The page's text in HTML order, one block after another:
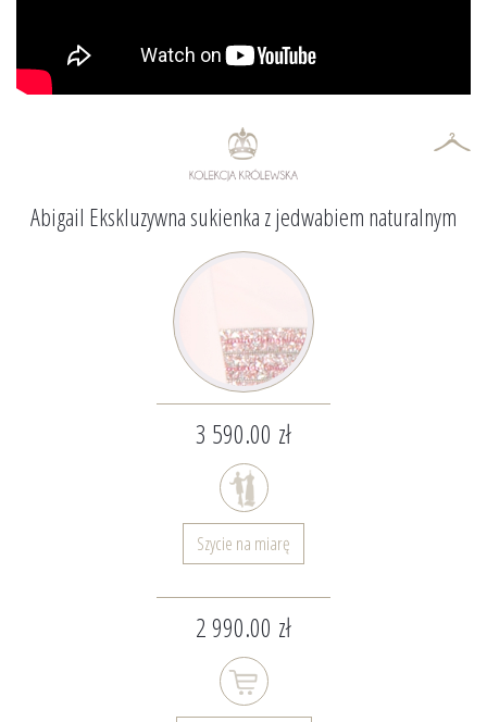
Abigail Ekskluzywna sukienka z jedwabiem naturalnym
3 590.00 zł
Szycie na miarę
2 990.00 zł